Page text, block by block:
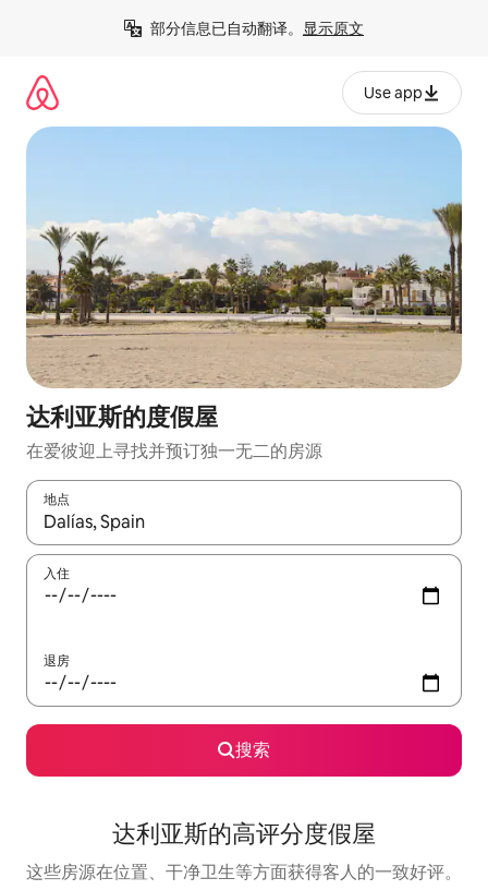
部分信息已自动翻译。 显示原文
Use app
达利亚斯的度假屋
在爱彼迎上寻找并预订独一无二的房源
地点
如有搜索结果，请使用上下方向键查看，或通过点击或滑动手势
入住
退房
搜索
达利亚斯的高评分度假屋
这些房源在位置、干净卫生等方面获得客人的一致好评。